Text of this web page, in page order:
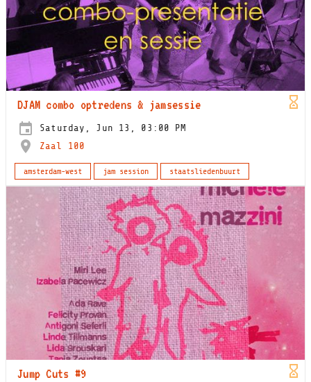
DJAM combo optredens & jamsessie
Saturday, Jun 13, 03:00 PM
Zaal 100
amsterdam-west jam session staatsliedenbuurt
Jump Cuts #9